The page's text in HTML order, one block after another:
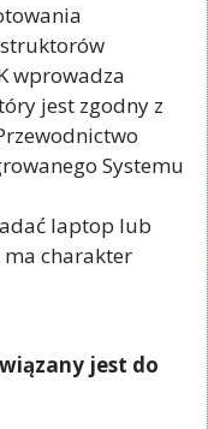
wprowadza
jest zgodny z
Systemu
laptop lub
ma charakter
jest do